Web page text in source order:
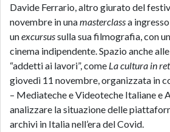
Davide Ferrario, altro giurato del
novembre in unamasterclassa
unexcursussulla sua filmografia, con
cinema indipendente. Spazio anche
“addetti ai lavori”, come La cultura in
giovedì 11 novembre, organizzata in
– Mediateche e Videoteche Italiane e
analizzare la situazione delle
archivi in Italia nell’era del Covid.